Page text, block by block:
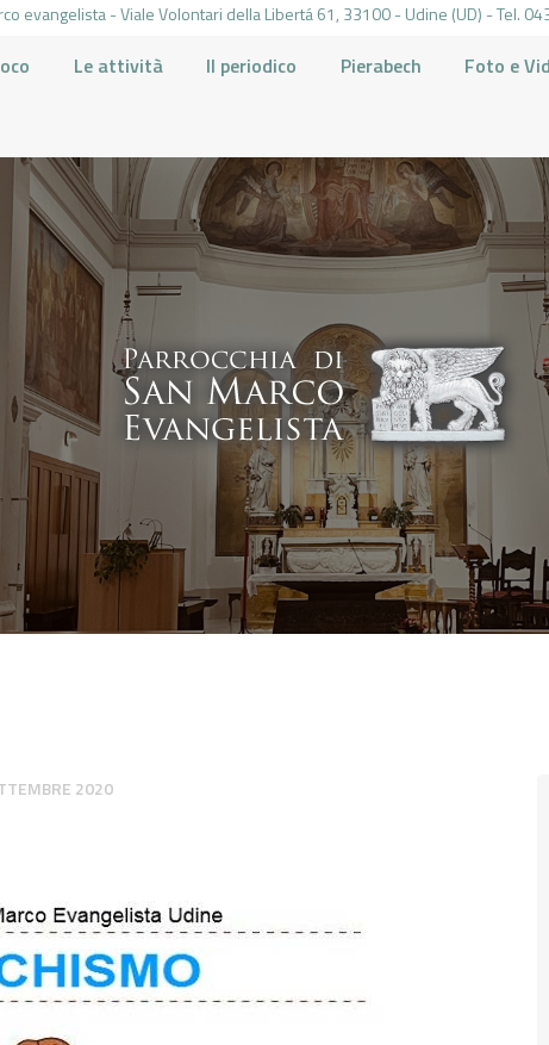
evangelista - Viale Volontari della Libertá 61, 33100 - Udine (UD) - Tel.
Le attività Il periodico Pierabech Foto e
HOME
LA PARROCCHIA
IL PARROCO
LE ATTIVITÀ
IL PERIODICO
PIERABECH
FOTO E VIDEO
CONTATTI
2020